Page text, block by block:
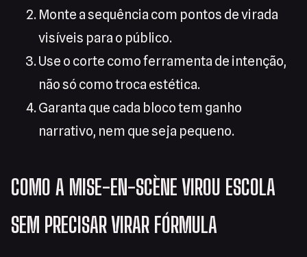
Monte a sequência com pontos de virada
visíveis para o público.
Use o corte como ferramenta de intenção,
não só como troca estética.
Garanta que cada bloco tem ganho
narrativo, nem que seja pequeno.
COMO A MISE-EN-SCÈNE VIROU ESCOLA
SEM PRECISAR VIRAR FÓRMULA